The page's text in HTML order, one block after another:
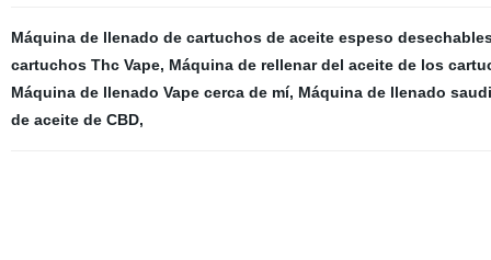
Máquina de llenado de cartuchos de aceite espeso
cartuchos Thc Vape, Máquina de rellenar del aceite de los
Máquina de llenado Vape cerca de mí, Máquina de llenado
de aceite de CBD,